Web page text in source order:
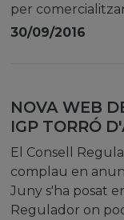
per
30/09/2016
NOVA WEB
IGP TORRÓ
El Consell
complau en
Juny s'ha posat
Regulador on